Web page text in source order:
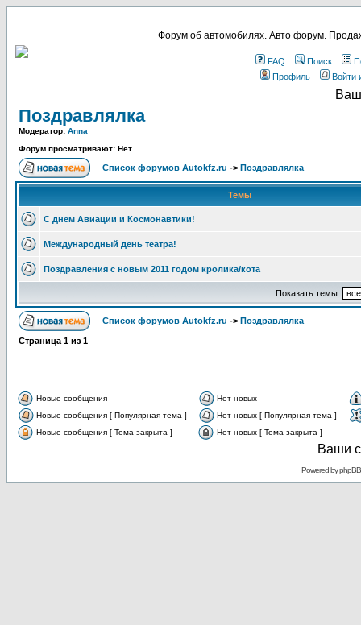
Форум об автомобилях. Авто форум.
FAQ Поиск
Профиль
Войти
Поздравлялка
Модератор: Anna
Форум просматривают: Нет
Список форумов Autokfz.ru -> Поздравлялка
Темы
С днем Авиации и Космонавтики!
Международный день театра!
Поздравления с новым 2011 годом кролика/кота
Показать темы:
Список форумов Autokfz.ru -> Поздравлялка
Страница 1 из 1
Новые сообщения
Нет новых
Новые сообщения [ Популярная тема ]
Нет новых [ Популярная тема ]
Новые сообщения [ Тема закрыта ]
Нет новых [ Тема закрыта ]
Ваши
Powered byphpBB